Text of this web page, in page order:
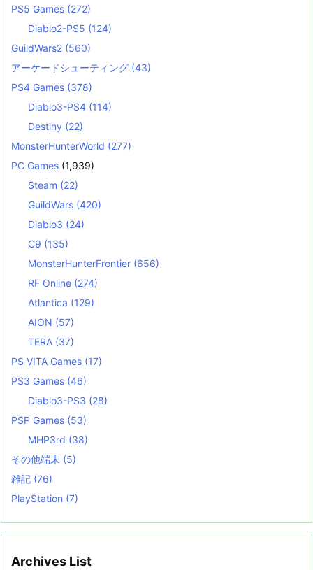
PS5 Games (272)
Diablo2-PS5 (124)
GuildWars2 (560)
アーケードシューティング (43)
PS4 Games (378)
Diablo3-PS4 (114)
Destiny (22)
MonsterHunterWorld (277)
PC Games (1,939)
Steam (22)
GuildWars (420)
Diablo3 (24)
C9 (135)
MonsterHunterFrontier (656)
RF Online (274)
Atlantica (129)
AION (57)
TERA (37)
PS VITA Games (17)
PS3 Games (46)
Diablo3-PS3 (28)
PSP Games (53)
MHP3rd (38)
その他端末 (5)
雑記 (76)
PlayStation (7)
Archives List